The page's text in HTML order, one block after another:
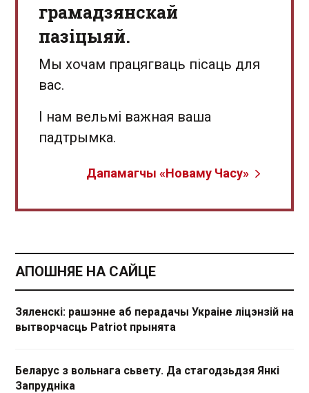
грамадзянскай
пазіцыяй.
Мы хочам працягваць пісаць для
вас.
І нам вельмі важная ваша
падтрымка.
Дапамагчы «Новаму Часу»
АПОШНЯЕ НА САЙЦЕ
Зяленскі: рашэнне аб перадачы Украіне ліцэнзій на
вытворчасць Patriot прынята
Беларус з вольнага сьвету. Да стагодзьдзя Янкі
Запрудніка